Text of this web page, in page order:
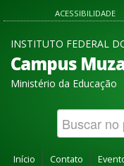
ACESSIBILIDADE
INSTITUTO FEDERAL
Campus
Ministério da Educação
Início Contato